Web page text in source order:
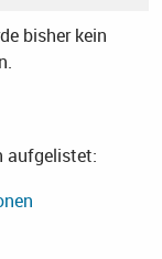
bisher kein
aufgelistet: